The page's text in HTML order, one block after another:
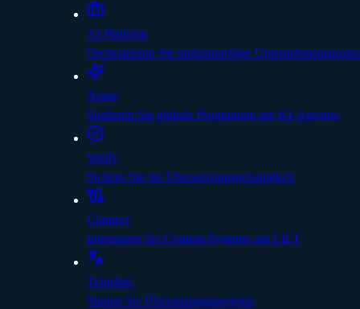
AI Platform
Orchestrieren Sie mehrsprachige
Assist
Skalieren Sie globale Programme mit KI-Agenten
Verify
Sichern Sie die Übersetzungsgenauigkeit
Connect
Integrieren Sie Content-Systeme mit LILT
Translate
Starten Sie Übersetzungsprojekte